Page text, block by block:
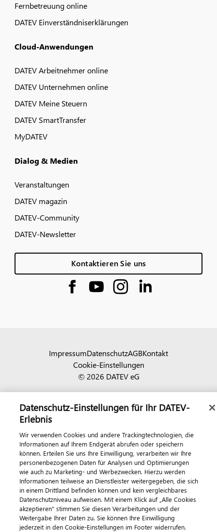
Fernbetreuung online
DATEV Einverständniserklärungen
Cloud-Anwendungen
DATEV Arbeitnehmer online
DATEV Unternehmen online
DATEV Meine Steuern
DATEV SmartTransfer
MyDATEV
Dialog & Medien
Veranstaltungen
DATEV magazin
DATEV-Community
DATEV-Newsletter
Kontaktieren Sie uns
© 2026 DATEV eG
ImpressumDatenschutzAGBKontakt
Cookie-Einstellungen
Datenschutz-Einstellungen für Ihr DATEV-
Erlebnis
Wir verwenden Cookies und andere Trackingtechnologien, die
Informationen auf Ihrem Endgerät abrufen oder speichern
können. Erteilen Sie uns Ihre Einwilligung, verarbeiten wir Ihre
personenbezogenen Daten für Analysen und Optimierungen
wie auch zu Marketing- und Werbezwecken. Hierzu werden
Informationen teilweise an Dienstleister weitergegeben, die sich
in einem Drittland befinden können und kein vergleichbares
Datenschutzniveau aufweisen. Mit einem Klick auf „Alle Cookies
akzeptieren" stimmen Sie diesen Verarbeitungen und der
Weitergabe Ihrer Daten zu. Sie können Ihre Einwilligung
jederzeit in den Cookie-Einstellungen im Footer widerrufen.